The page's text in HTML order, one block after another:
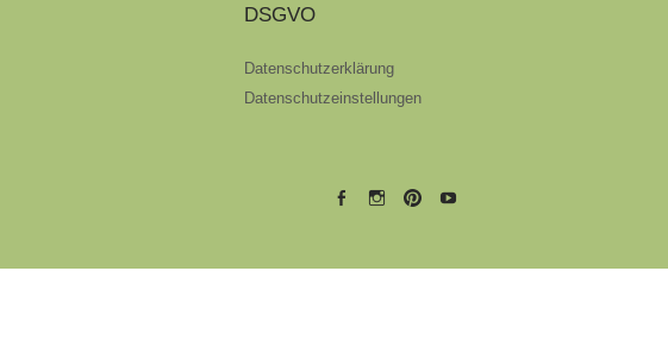
DSGVO
Datenschutzerklärung
Datenschutzeinstellungen
HOLZBAUHOLZBAUHOLZBAUHOLZBAU